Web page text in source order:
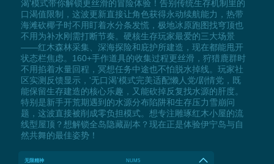
渴'模式带你解锁更丝滑的冒险体验！告别传统生存机制里的
口渴值限制，这波更新直接让角色获得永动续航能力，热带
海滩砍椰子时不用盯着水分条发慌，极地冰原跑图找穹顶也
不用为补水刚需打断节奏。硬核生存玩家最爱的三大场景
——红木森林采集、深海探险和庇护所建造，现在都能甩开
状态栏焦虑。160+手作道具的收集过程更丝滑，狩猎鹿群时
不用掐着水量回程，冥想任务中途也不怕脱水掉线。玩家社
区实测反馈显示，'无口渴'模式完美适配懒人党/剧情党，既
能保留生存建造的核心乐趣，又能砍掉反复找水源的肝度。
特别是新手开荒期遇到的水源分布陷阱和生存压力雪崩问
题，这波直接被削成零负担模式。想专注雕琢红木小屋的流
线型屋顶？想解锁全岛隐藏副本？现在正是体验伊宁岛与自
然共舞的最佳姿势！
无限精神 NUM5